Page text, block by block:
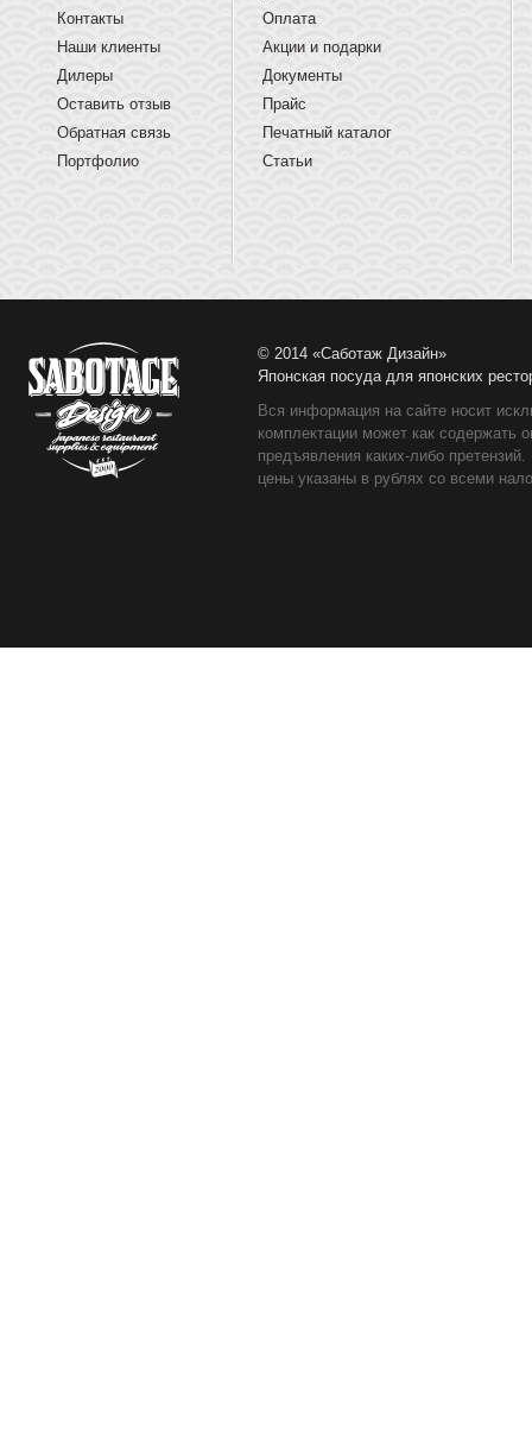
Контакты
Наши клиенты
Дилеры
Оставить отзыв
Обратная связь
Портфолио
Оплата
Акции и подарки
Документы
Прайс
Печатный каталог
Статьи
© 2014 «Саботаж Дизайн»
Японская посуда для японских
Вся информация на сайте носит
комплектации может как содержать
предъявления каких-либо
цены указаны в рублях со всеми